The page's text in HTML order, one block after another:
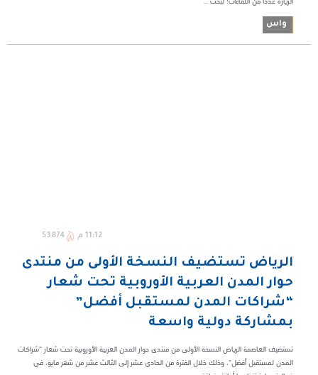
واس
11:12 م 53874
الرياض تستضيف النسخة الأولى من منتدى
حوار المدن العربية الأوروبية تحت شعار
“شراكات المدن لمستقبل أفضل”
بمشاركة دولية واسعة
تستضيف العاصمة الرياض النسخة الأولى من منتدى حوار المدن العربية الأوروبية تحت شعار “شراكات
المدن لمستقبل أفضل”، وذلك خلال الفترة من الحادي عشر إلى الثالث عشر من شهر مايو، في